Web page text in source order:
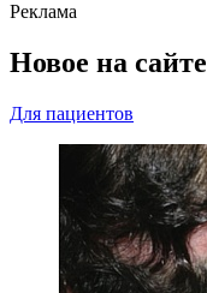
Реклама
Новое на сайте
Для пациентов